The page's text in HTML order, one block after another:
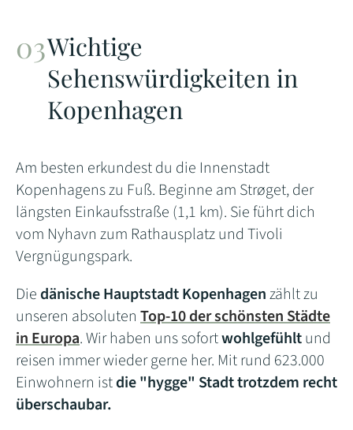
Wichtige
Sehenswürdigkeiten in
Kopenhagen
Am besten erkundest du die Innenstadt
Kopenhagens zu Fuß. Beginne am Strøget, der
längsten Einkaufsstraße (1,1 km). Sie führt dich
vom Nyhavn zum Rathausplatz und Tivoli
Vergnügungspark.
Diedänische Hauptstadt Kopenhagenzählt zu
unseren absoluten Top-10 der schönsten Städte
in Europa. Wir haben uns sofortwohlgefühltund
reisen immer wieder gerne her. Mit rund 623.000
Einwohnern istdie "hygge" Stadt trotzdem recht
überschaubar.